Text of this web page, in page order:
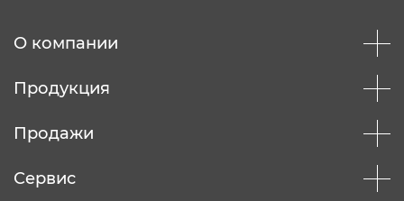
О компании
Продукция
Продажи
Сервис